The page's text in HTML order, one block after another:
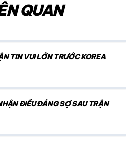
QUAN
TIN VUI LỚN TRƯỚC KOREA
ĐIỀU ĐÁNG SỢ SAU TRẬN